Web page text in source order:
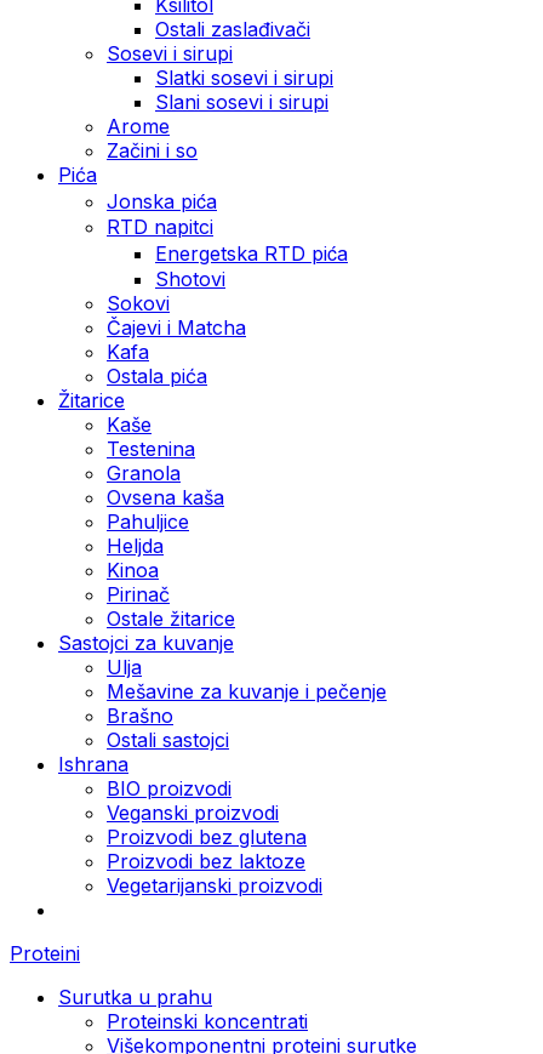
Ostali zaslađivači
Sosevi i sirupi
Slatki sosevi i sirupi
Slani sosevi i sirupi
Arome
Začini i so
Pića
Jonska pića
RTD napitci
Energetska RTD pića
Shotovi
Sokovi
Čajevi i Matcha
Kafa
Ostala pića
Žitarice
Kaše
Testenina
Granola
Ovsena kaša
Pahuljice
Heljda
Kinoa
Pirinač
Ostale žitarice
Sastojci za kuvanje
Ulja
Mešavine za kuvanje i pečenje
Brašno
Ostali sastojci
Ishrana
BIO proizvodi
Veganski proizvodi
Proizvodi bez glutena
Proizvodi bez laktoze
Vegetarijanski proizvodi
Proteini
Surutka u prahu
Proteinski koncentrati
Višekomponentni proteini surutke